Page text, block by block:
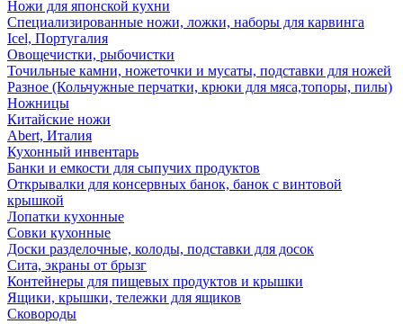
Ножи для японской кухни
Специализированные ножи, ложки, наборы для карвинга
Icel, Португалия
Овощечистки, рыбочистки
Точильные камни, ножеточки и мусаты, подставки для ножей
Разное (Кольчужные перчатки, крюки для мяса,топоры, пилы)
Ножницы
Китайские ножи
Abert, Италия
Кухонный инвентарь
Банки и емкости для сыпучих продуктов
Открывалки для консервных банок, банок с винтовой
крышкой
Лопатки кухонные
Совки кухонные
Доски разделочные, колоды, подставки для досок
Сита, экраны от брызг
Контейнеры для пищевых продуктов и крышки
Ящики, крышки, тележки для ящиков
Сковороды